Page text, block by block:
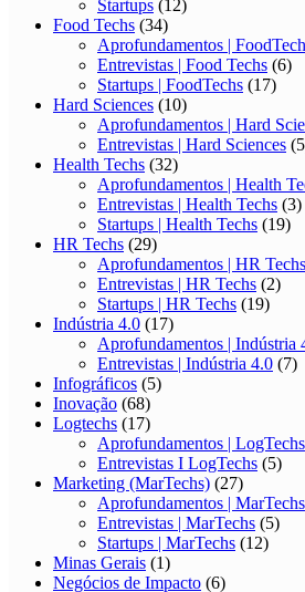
Startups (12)
Food Techs (34)
Aprofundamentos |
Entrevistas | Food Techs (6)
Startups | FoodTechs (17)
Hard Sciences (10)
Aprofundamentos | Hard
Entrevistas | Hard Sciences
Health Techs (32)
Aprofundamentos | Health
Entrevistas | Health Techs (3)
Startups | Health Techs (19)
HR Techs (29)
Aprofundamentos | HR Techs
Entrevistas | HR Techs (2)
Startups | HR Techs (19)
Indústria 4.0 (17)
Aprofundamentos | Indústria
Entrevistas | Indústria 4.0 (7)
Infográficos (5)
Inovação (68)
Logtechs (17)
Aprofundamentos | LogTechs
Entrevistas I LogTechs (5)
Marketing (MarTechs) (27)
Aprofundamentos | MarTechs
Entrevistas | MarTechs (5)
Startups | MarTechs (12)
Minas Gerais (1)
Negócios de Impacto (6)